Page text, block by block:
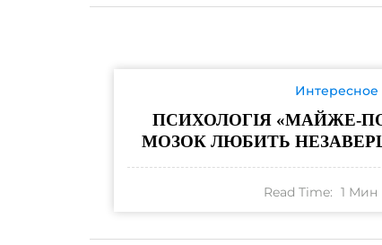
Интересное
ПСИХОЛОГІЯ «МАЙЖЕ-
МОЗОК ЛЮБИТЬ
Read Time: 1 Мин